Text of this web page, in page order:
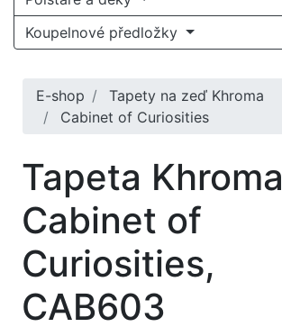
Koupelnové předložky
E-shop
Tapety na zeď Khroma
Cabinet of Curiosities
Tapeta Khroma
Cabinet of
Curiosities,
CAB603